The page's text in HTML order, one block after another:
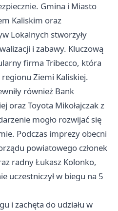
Gmina i Miasto
Kaliskim oraz
Lokalnych stworzyły
i zabawy. Kluczową
firma Tribecco, która
Ziemi Kaliskiej.
również Bank
oraz Toyota Mikołajczak z
mogło rozwijać się
Podczas imprezy obecni
powiatowego członek
radny Łukasz Kolonko,
uczestniczył w biegu na 5
i zachęta do udziału w